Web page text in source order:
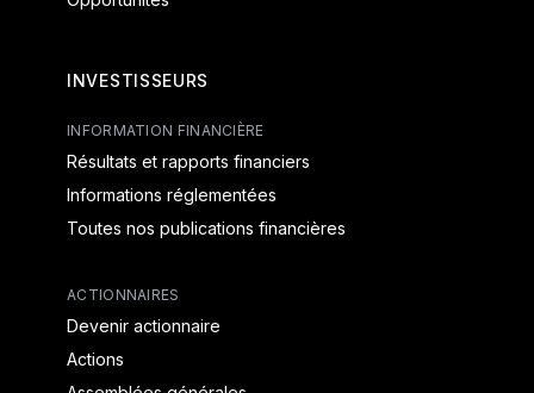
INVESTISSEURS
INFORMATION FINANCIÈRE
Résultats et rapports financiers
Informations réglementées
Toutes nos publications financières
ACTIONNAIRES
Devenir actionnaire
Actions